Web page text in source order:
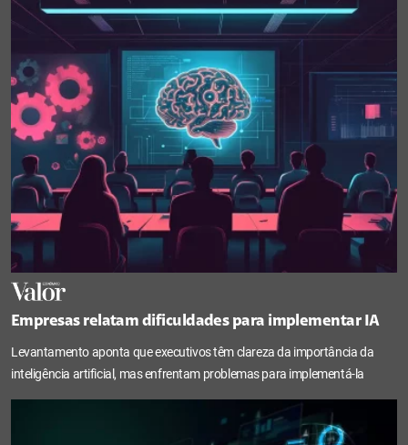
Empresas relatam dificuldades para implementar IA
Levantamento aponta que executivos têm clareza da importância da
inteligência artificial, mas enfrentam problemas para implementá-la